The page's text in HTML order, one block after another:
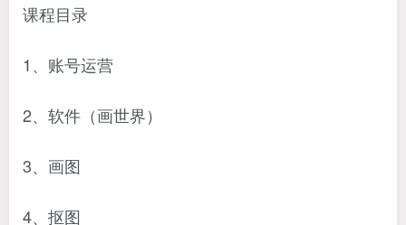
课程目录
1、账号运营
2、软件（画世界）
3、画图
4、抠图